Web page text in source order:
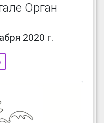
Орган
2020 г.